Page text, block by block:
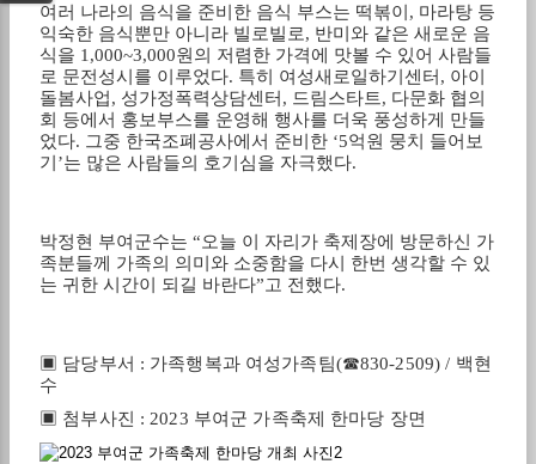
여러 나라의 음식을 준비한 음식 부스는 떡볶이 , 마라탕 등
익숙한 음식뿐만 아니라 빌로빌로, 반미와 같은 새로운 음
식을 1,000~3,000원의 저렴한 가격에 맛볼 수 있어 사람들
로 문전성시를 이루었다. 특히 여성새로일하기센터 , 아이
돌봄사업, 성가정폭력상담센터 , 드림스타트, 다문화 협의
회 등에서 홍보부스를 운영해 행사를 더욱 풍성하게 만들
었다. 그중 한국조폐공사에서 준비한 ‘5억원 뭉치 들어보
기 ’는 많은 사람들의 호기심을 자극했다.
박정현 부여군수는 “오늘 이 자리가 축제장에 방문하신 가
족분들께 가족의 의미와 소중함을 다시 한번 생각할 수 있
는 귀한 시간이 되길 바란다”고 전했다.
▣ 담당부서 : 가족행복과 여성가족팀(☎830-2509) / 백현
수
▣ 첨부사진 : 2023 부여군 가족축제 한마당 장면